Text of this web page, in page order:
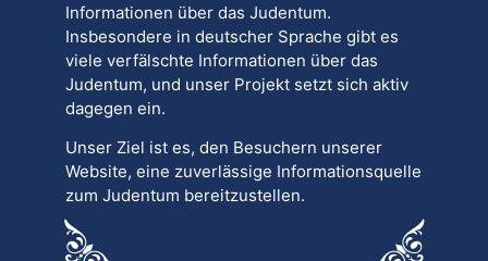
Informationen über das Judentum.
Insbesondere in deutscher Sprache gibt es
viele verfälschte Informationen über das
Judentum, und unser Projekt setzt sich aktiv
dagegen ein.
Unser Ziel ist es, den Besuchern unserer
Website, eine zuverlässige Informationsquelle
zum Judentum bereitzustellen.